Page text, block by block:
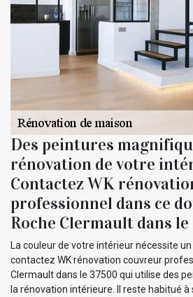
Des peintures
rénovation de votre
Contactez WK
professionnel dans ce
Roche Clermault dans le
La couleur de votre intérieur nécessite
contactez WK rénovation couvreur
Clermault dans le 37500 qui utilise des
la rénovation intérieure. Il reste habitué